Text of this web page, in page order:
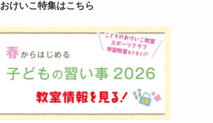
おけいこ特集はこちら